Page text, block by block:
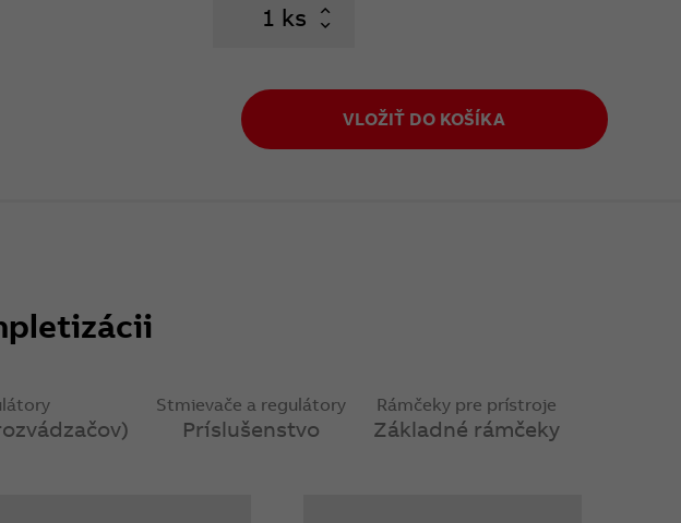
ks
VLOŽIŤ DO KOŠÍKA
Stmievače a regulátory
Príslušenstvo
Rámčeky pre prístroje
Základné rámčeky